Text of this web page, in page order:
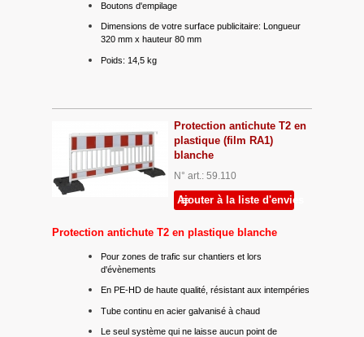
Boutons d'empilage
Dimensions de votre surface publicitaire: Longueur
320 mm x hauteur 80 mm
Poids: 14,5 kg
Protection antichute T2 en
plastique (film RA1)
blanche
N° art.: 59.110
Ajouter à la liste d'envies
Protection antichute T2 en plastique blanche
Pour zones de trafic sur chantiers et lors
d'évènements
En PE-HD de haute qualité, résistant aux intempéries
Tube continu en acier galvanisé à chaud
Le seul système qui ne laisse aucun point de